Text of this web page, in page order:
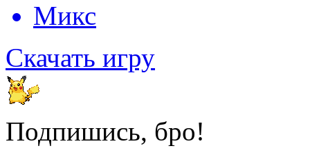
Микс
Скачать игру
Подпишись, бро!